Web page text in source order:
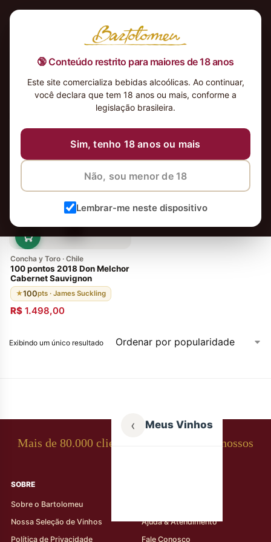
🔞 Conteúdo restrito para maiores de 18 anos
Este site comercializa bebidas alcoólicas. Ao continuar,
você declara que tem 18 anos ou mais, conforme a
legislação brasileira.
Sim, tenho 18 anos ou mais
Não, sou menor de 18
Lembrar-me neste dispositivo
Concha y Toro · Chile
100 pontos 2018 Don Melchor
Cabernet Sauvignon
★100pts · James Suckling
R$ 1.498,00
Exibindo um único resultado
‹ Meus Vinhos
Mais de 80.000 clientes apaixonados por nossos
SOBRE
Sobre o Bartolomeu
Nossa Seleção de Vinhos
Política de Privacidade
Ajuda & Atendimento
Fale Conosco